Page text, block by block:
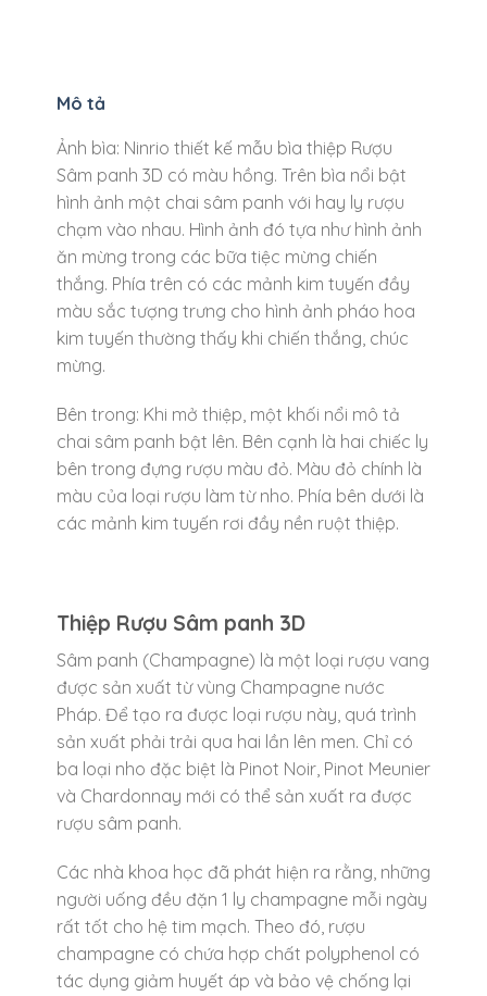
Mô tả
Ảnh bìa: Ninrio thiết kế mẫu bìa thiệp Rượu
Sâm panh 3D có màu hồng. Trên bìa nổi bật
hình ảnh một chai sâm panh với hay ly rượu
chạm vào nhau. Hình ảnh đó tựa như hình ảnh
ăn mừng trong các bữa tiệc mừng chiến
thắng. Phía trên có các mảnh kim tuyến đầy
màu sắc tượng trưng cho hình ảnh pháo hoa
kim tuyến thường thấy khi chiến thắng, chúc
mừng.
Bên trong: Khi mở thiệp, một khối nổi mô tả
chai sâm panh bật lên. Bên cạnh là hai chiếc ly
bên trong đựng rượu màu đỏ. Màu đỏ chính là
màu của loại rượu làm từ nho. Phía bên dưới là
các mảnh kim tuyến rơi đầy nền ruột thiệp.
Thiệp Rượu Sâm panh 3D
Sâm panh (Champagne) là một loại rượu vang
được sản xuất từ vùng Champagne nước
Pháp. Để tạo ra được loại rượu này, quá trình
sản xuất phải trải qua hai lần lên men. Chỉ có
ba loại nho đặc biệt là Pinot Noir, Pinot Meunier
và Chardonnay mới có thể sản xuất ra được
rượu sâm panh.
Các nhà khoa học đã phát hiện ra rằng, những
người uống đều đặn 1 ly champagne mỗi ngày
rất tốt cho hệ tim mạch. Theo đó, rượu
champagne có chứa hợp chất polyphenol có
tác dụng giảm huyết áp và bảo vệ chống lại